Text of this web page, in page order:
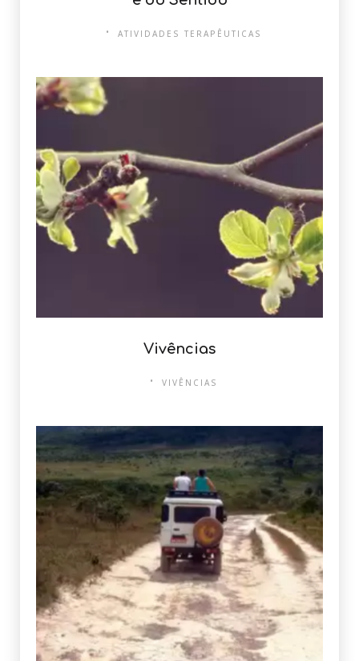
ATIVIDADES TERAPÊUTICAS
Vivências
VIVÊNCIAS